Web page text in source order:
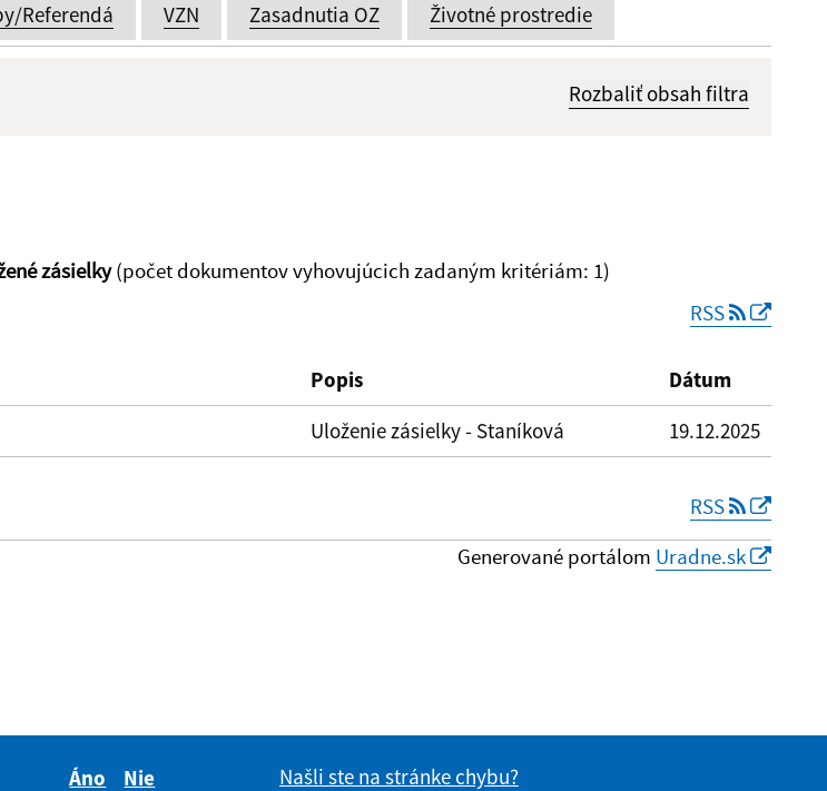
Referendá VZN Zasadnutia OZ Životné prostredie
Rozbaliť obsah filtra
zásielky(počet dokumentov vyhovujúcich zadaným kritériám: 1)
RSS
Popis
Dátum
Uloženie zásielky - Staníková 19.12.2025
RSS
Generované portálom Uradne.sk
Áno
Nie
Našli ste na stránke chybu?